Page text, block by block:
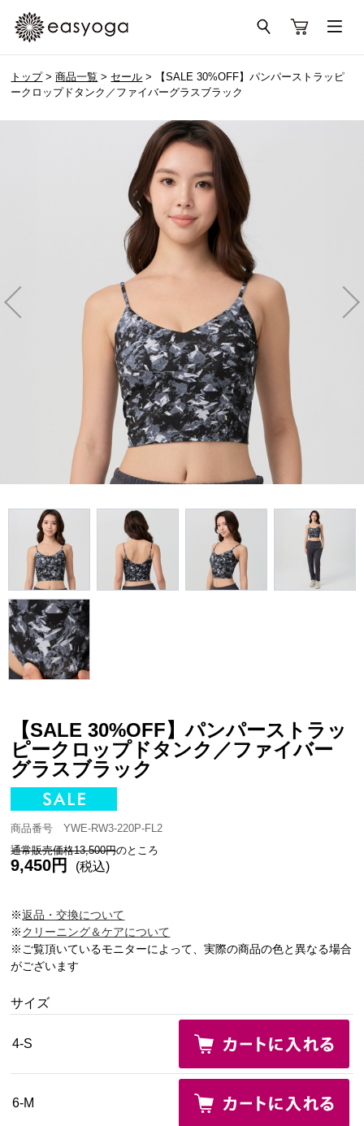
トップ>商品一覧 > セール > 【SALE 30%OFF】パンパーストラッピ
ークロップドタンク／ファイバーグラスブラック
【SALE 30%OFF】パンパーストラッ
ピークロップドタンク／ファイバー
グラスブラック
商品番号 YWE-RW3-220P-FL2
通常販売価格13,500円のところ
9,450円 (税込)
※返品・交換について
※クリーニング＆ケアについて
※ご覧頂いているモニターによって、実際の商品の色と異なる場合
がございます
サイズ
4-S
6-M